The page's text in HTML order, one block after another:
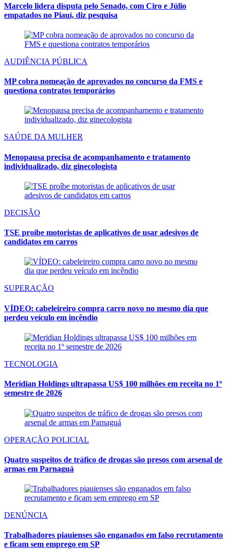
Marcelo lidera disputa pelo Senado, com Ciro e Júlio
empatados no Piauí, diz pesquisa
AUDIÊNCIA PÚBLICA
MP cobra nomeação de aprovados no concurso da FMS e
questiona contratos temporários
SAÚDE DA MULHER
Menopausa precisa de acompanhamento e tratamento
individualizado, diz ginecologista
DECISÃO
TSE proíbe motoristas de aplicativos de usar adesivos de
candidatos em carros
SUPERAÇÃO
VÍDEO: cabeleireiro compra carro novo no mesmo dia que
perdeu veículo em incêndio
TECNOLOGIA
Meridian Holdings ultrapassa US$ 100 milhões em receita no 1º
semestre de 2026
OPERAÇÃO POLICIAL
Quatro suspeitos de tráfico de drogas são presos com arsenal de
armas em Parnaguá
DENÚNCIA
Trabalhadores piauienses são enganados em falso recrutamento
e ficam sem emprego em SP